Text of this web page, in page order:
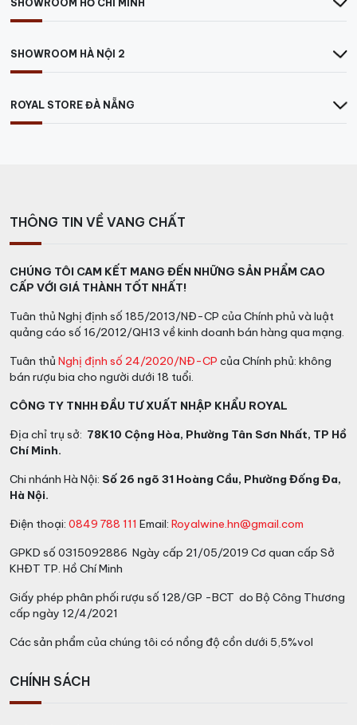
SHOWROOM HỒ CHÍ MINH
SHOWROOM HÀ NỘI 2
ROYAL STORE ĐÀ NẴNG
THÔNG TIN VỀ VANG CHẤT
CHÚNG TÔI CAM KẾT MANG ĐẾN NHỮNG SẢN PHẨM CAO
CẤP VỚI GIÁ THÀNH TỐT NHẤT!
Tuân thủ Nghị định số 185/2013/NĐ-CP của Chính phủ và luật
quảng cáo số 16/2012/QH13 về kinh doanh bán hàng qua mạng.
Tuân thủ Nghị định số 24/2020/NĐ-CP của Chính phủ: không
bán rượu bia cho người dưới 18 tuổi.
CÔNG TY TNHH ĐẦU TƯ XUẤT NHẬP KHẨU ROYAL
Địa chỉ trụ sở: 78K10 Cộng Hòa, Phường Tân Sơn Nhất, TP Hồ
Chí Minh.
Chi nhánh Hà Nội: Số 26 ngõ 31 Hoàng Cầu, Phường Đống Đa,
Hà Nội.
Điện thoại: 0849 788 111 Email: Royalwine.hn@gmail.com
GPKD số 0315092886 Ngày cấp 21/05/2019 Cơ quan cấp Sở
KHĐT TP. Hồ Chí Minh
Giấy phép phân phối rượu số 128/GP -BCT do Bộ Công Thương
cấp ngày 12/4/2021
Các sản phẩm của chúng tôi có nồng độ cồn dưới 5,5%vol
CHÍNH SÁCH